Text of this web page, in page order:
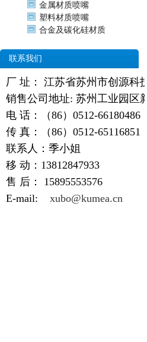
金属材质喷嘴
塑料材质喷嘴
合金及碳化硅材质
联系我们
厂 址： 江苏省苏州市创源科
销售公司地址: 苏州工业园区
电 话：（86）0512-66180486
传 真：（86）0512-65116851
联系人：季小姐
移 动：13812847933
售 后： 15895553576
E-mail: xubo@kumea.cn